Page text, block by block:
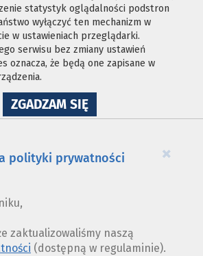
statystyk oglądalności podstron
wyłączyć ten mechanizm w
w ustawieniach przeglądarki.
serwisu bez zmiany ustawień
oznacza, że będą one zapisane w
ZGADZAM SIĘNA
WYKORZYSTANIE
×
polityki prywatności
zaktualizowaliśmy naszą
(dostępną w regulaminie).